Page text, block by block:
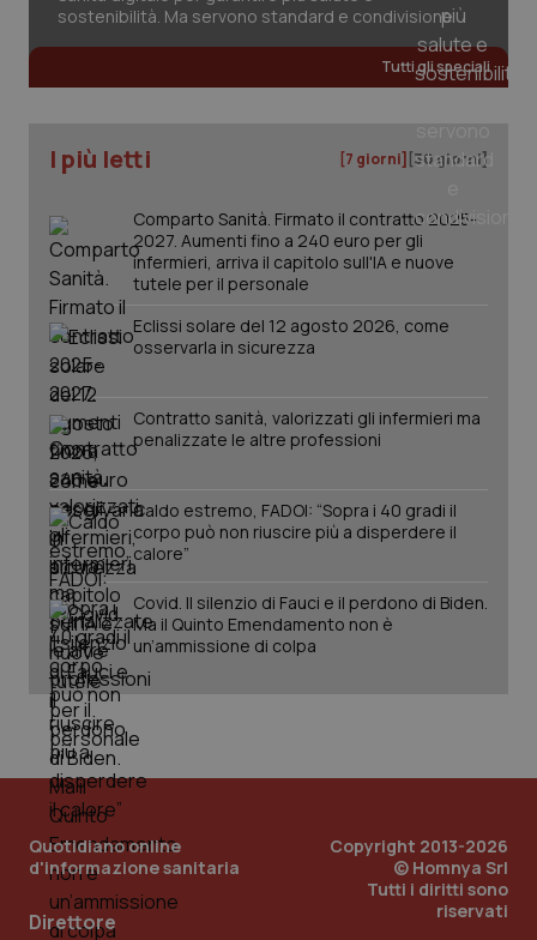
sostenibilità. Ma servono standard e condivisione
Tutti gli speciali
I più letti [7 giorni] [30 giorni]
Comparto Sanità. Firmato il contratto 2025-
2027. Aumenti fino a 240 euro per gli
infermieri, arriva il capitolo sull'IA e nuove
tutele per il personale
Eclissi solare del 12 agosto 2026, come
osservarla in sicurezza
Contratto sanità, valorizzati gli infermieri ma
penalizzate le altre professioni
Caldo estremo, FADOI: “Sopra i 40 gradi il
corpo può non riuscire più a disperdere il
calore”
Covid. Il silenzio di Fauci e il perdono di Biden.
Ma il Quinto Emendamento non è
un’ammissione di colpa
Quotidiano online
d'informazione sanitaria
Direttore
Copyright 2013-2026
© Homnya Srl
Tutti i diritti sono
riservati
_ga_KM60CM4NPH